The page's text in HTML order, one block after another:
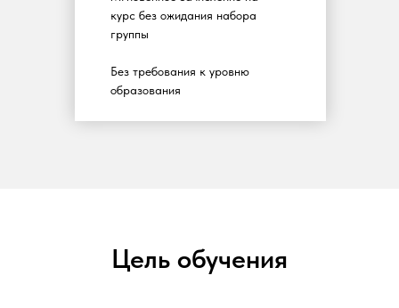
курс без ожидания набора
группы
Без требования к уровню
образования
Цель обучения